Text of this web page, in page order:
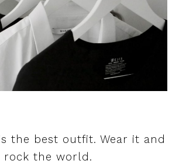
the best outfit. Wear it and
rock the world.